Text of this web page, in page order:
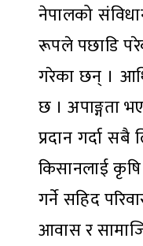
नेपालको
रूपले पछाडि
गरेका छन् ।
छ । अपाङ्गता
प्रदान गर्दा
किसानलाई
गर्ने सहिद
आवास र